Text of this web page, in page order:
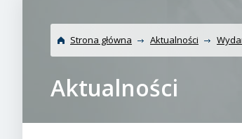
Strona główna Aktualności
Aktualności